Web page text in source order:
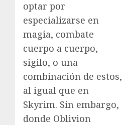
optar por
especializarse en
magia, combate
cuerpo a cuerpo,
sigilo, o una
combinación de estos,
al igual que en
Skyrim. Sin embargo,
donde Oblivion